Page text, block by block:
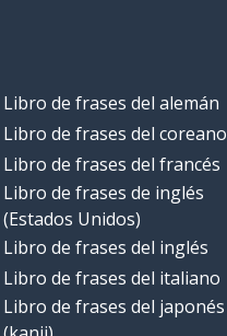
Libro de frases del alemán
Libro de frases del coreano
Libro de frases del francés
Libro de frases de inglés
(Estados Unidos)
Libro de frases del inglés
Libro de frases del italiano
Libro de frases del japonés